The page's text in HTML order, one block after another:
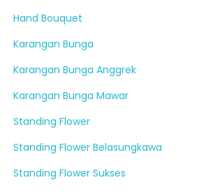
Hand Bouquet
Karangan Bunga
Karangan Bunga Anggrek
Karangan Bunga Mawar
Standing Flower
Standing Flower Belasungkawa
Standing Flower Sukses